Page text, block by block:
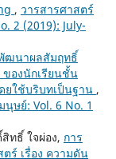
, วารสารศาสตร์
2 (2019): July-
ฒนาผลสัมฤทธิ์
ของนักเรียนชั้น
ยใช้บริบทเป็นฐาน ,
ษย์: Vol. 6 No. 1
ทธิ์ ใจผ่อง, การ
ร์ เรื่อง ความดัน